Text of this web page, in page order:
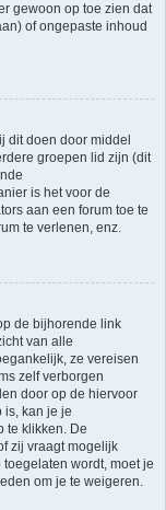
gewoon op toe zien dat
of ongepaste inhoud
dit doen door middel
groepen lid zijn (dit
is het voor de
aan een forum toe te
te verlenen, enz.
de bijhorende link
van alle
ze vereisen
zelf verborgen
door op de hiervoor
is, kan je je
te klikken. De
zij vraagt mogelijk
wordt, moet je
om je te weigeren.